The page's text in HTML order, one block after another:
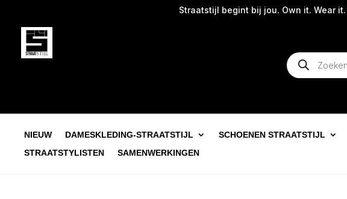
Straatstijl begint bij jou. Own it. Wear it.
Producten
zoeken
NIEUW DAMESKLEDING-STRAATSTIJL SCHOENEN STRAATSTIJL
STRAATSTYLISTEN
SAMENWERKINGEN